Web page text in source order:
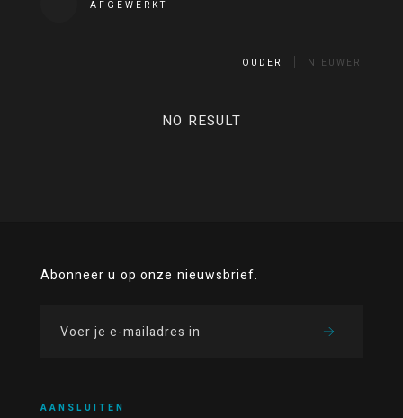
AFGEWERKT
OUDER NIEUWER
NO RESULT
Abonneer u op onze nieuwsbrief.
AANSLUITEN